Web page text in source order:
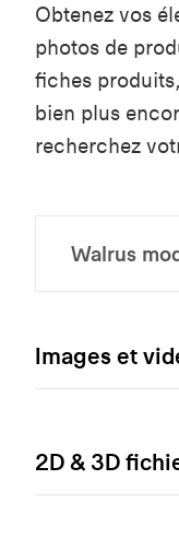
Obtenez vos
photos de
fiches
bien plus
recherchez
Images et
2D & 3D